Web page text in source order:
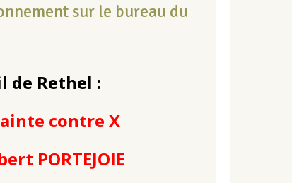
sur le bureau du
de Rethel :
contre X
PORTEJOIE